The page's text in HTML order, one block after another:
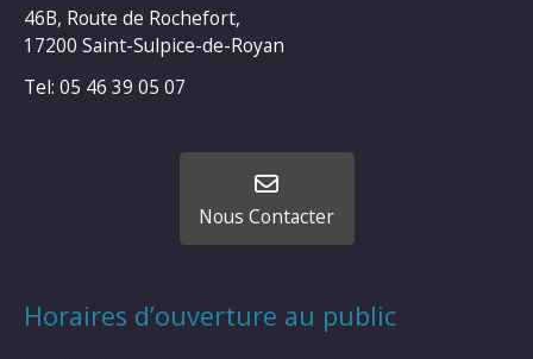
46B, Route de Rochefort,
17200 Saint-Sulpice-de-Royan
Tel: 05 46 39 05 07
Nous Contacter
Horaires d’ouverture au public